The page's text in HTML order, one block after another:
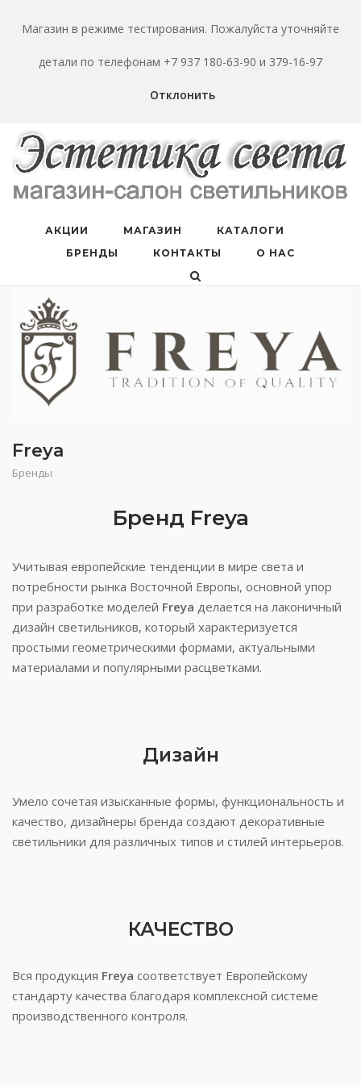
Магазин в режиме тестирования. Пожалуйста уточняйте
детали по телефонам +7 937 180-63-90 и 379-16-97
Отклонить
АКЦИИ МАГАЗИН
КАТАЛОГИ
БРЕНДЫ
КОНТАКТЫ О НАС
Freya
Бренды
Бренд Freya
Учитывая европейские тенденции в мире света и
потребности рынка Восточной Европы, основной упор
при разработке моделей Freya делается на лаконичный
дизайн светильников, который характеризуется
простыми геометрическими формами, актуальными
материалами и популярными расцветками.
Дизайн
Умело сочетая изысканные формы, функциональность и
качество, дизайнеры бренда создают декоративные
светильники для различных типов и стилей интерьеров.
КАЧЕСТВО
Вся продукция Freya соответствует Европейскому
стандарту качества благодаря комплексной системе
производственного контроля.